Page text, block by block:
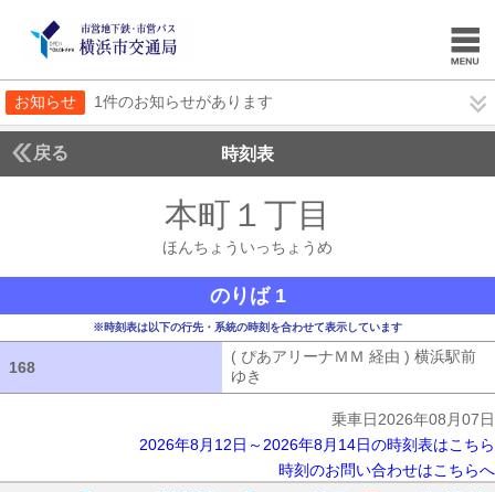
お知らせ 1件のお知らせがあります
戻る 時刻表
本町１丁目
ほんちょういっちょうめ
のりば 1
※時刻表は以下の行先・系統の時刻を合わせて表示しています
168
( ぴあアリーナＭＭ 経由 ) 横浜駅前
ゆき
乗車日2026年08月07日
2026年8月12日～2026年8月14日の時刻表はこちら
時刻のお問い合わせはこちらへ